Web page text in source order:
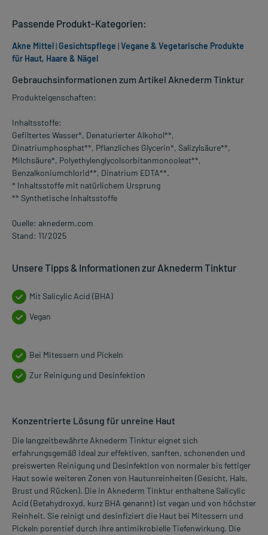
Gebrauchsinformationen zum Artikel Aknederm Tinktur
Produkteigenschaften:
Inhaltsstoffe:
Gefiltertes Wasser*, Denaturierter Alkohol**,
Dinatriumphosphat**, Pflanzliches Glycerin*, Salizylsäure**,
Milchsäure*, Polyethylenglycolsorbitanmonooleat**,
Benzalkoniumchlorid**, Dinatrium EDTA**.
* Inhaltsstoffe mit natürlichem Ursprung
** Synthetische Inhaltsstoffe
Quelle: aknederm.com
Stand: 11/2025
Unsere Tipps & Informationen zur Aknederm Tinktur
Mit Salicylic Acid (BHA)
Vegan
Bei Mitessern und Pickeln
Zur Reinigung und Desinfektion
Konzentrierte Lösung für unreine Haut
Die langzeitbewährte Aknederm Tinktur eignet sich
erfahrungsgemäß ideal zur effektiven, sanften, schonenden und
preiswerten Reinigung und Desinfektion von normaler bis fettiger
Haut sowie weiteren Zonen von Hautunreinheiten (Gesicht, Hals,
Brust und Rücken). Die in Aknederm Tinktur enthaltene Salicylic
Acid (Betahydroxyd, kurz BHA genannt) ist vegan und von höchster
Reinheit. Sie reinigt und desinfiziert die Haut bei Mitessern und
Pickeln porentief durch ihre antimikrobielle Tiefenwirkung. Die
Passende Produkt-Kategorien:
Akne Mittel|Gesichtspflege |Vegane & Vegetarische Produkte
für Haut, Haare & Nägel